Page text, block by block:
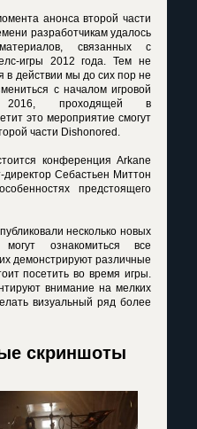
анонса второй части
разработчикам удалось
связанных с
игры 2012 года. Тем не
в действии мы до сих пор не
с началом игровой
2016, проходящей в
это мероприятие смогут
части Dishonored.
конференция Arkane
Себастьен Миттон
предстоящего
несколько новых
ознакомиться все
демонстрируют различные
посетить во время игры.
внимание на мелких
визуальный ряд более
скриншоты